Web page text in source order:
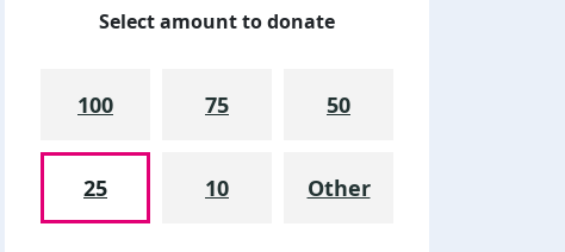
Select amount to donate
100 75 50
25 10 Other